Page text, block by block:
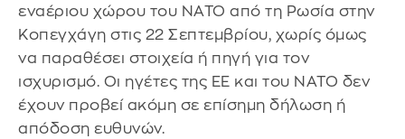
εναέριου χώρου του ΝΑΤΟ από τη Ρωσία στην
Κοπεγχάγη στις 22 Σεπτεμβρίου, χωρίς όμως
να παραθέσει στοιχεία ή πηγή για τον
ισχυρισμό. Οι ηγέτες της ΕΕ και του ΝΑΤΟ δεν
έχουν προβεί ακόμη σε επίσημη δήλωση ή
απόδοση ευθυνών.